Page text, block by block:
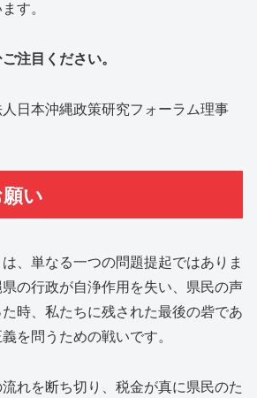
す。
注目ください。
日本沖縄政策研究フォーラム理事
い
、単なる一つの問題提起ではありま
の行政が自浄作用を失い、県民の声
時、私たちに残された最後の砦であ
を問うための戦いです。
れを断ち切り、税金が真に県民のた